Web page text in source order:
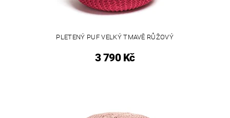
PLETENÝ PUF VELKÝ TMAVĚ RŮŽOVÝ
3 790 Kč